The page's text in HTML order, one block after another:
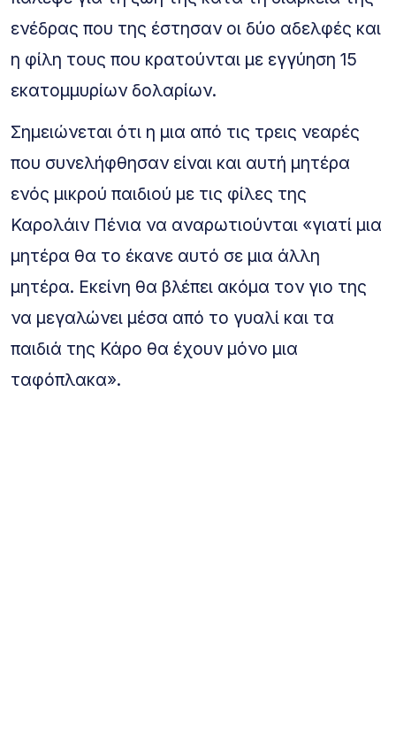
ενέδρας που της έστησαν οι δύο αδελφές και
η φίλη τους που κρατούνται με εγγύηση 15
εκατομμυρίων δολαρίων.
Σημειώνεται ότι η μια από τις τρεις νεαρές
που συνελήφθησαν είναι και αυτή μητέρα
ενός μικρού παιδιού με τις φίλες της
Καρολάιν Πένια να αναρωτιούνται «γιατί μια
μητέρα θα το έκανε αυτό σε μια άλλη
μητέρα. Εκείνη θα βλέπει ακόμα τον γιο της
να μεγαλώνει μέσα από το γυαλί και τα
παιδιά της Κάρο θα έχουν μόνο μια
ταφόπλακα».